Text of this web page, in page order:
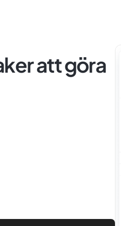
att göra